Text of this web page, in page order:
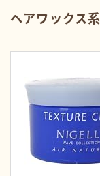
ヘアワックス系